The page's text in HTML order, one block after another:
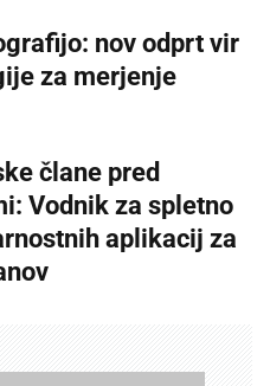
nov odprt vir
za merjenje
člane pred
Vodnik za spletno
aplikacij za